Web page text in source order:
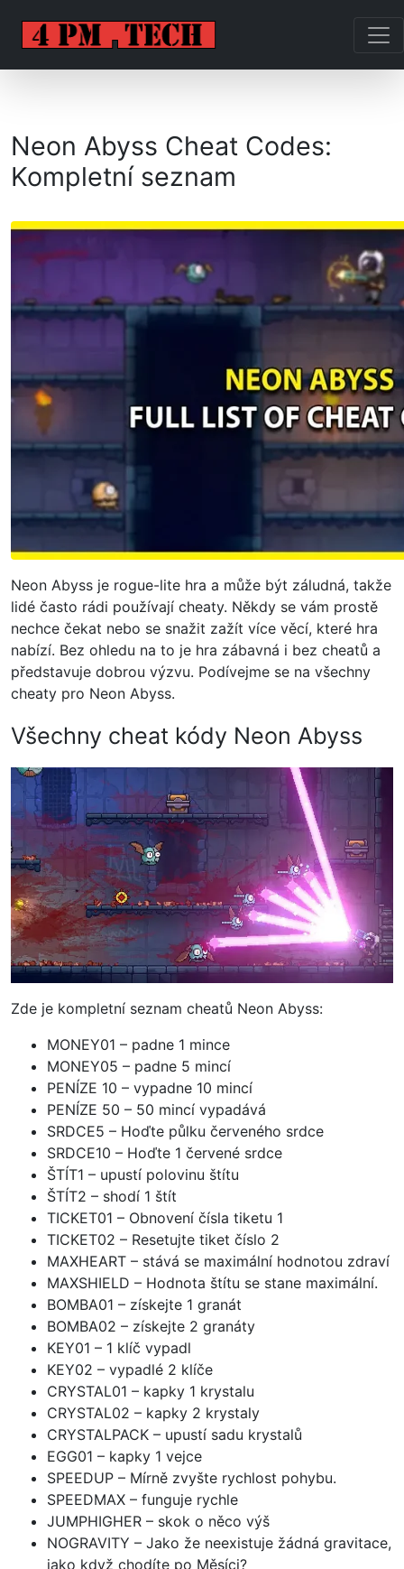
Neon Abyss Cheat Codes:
Kompletní seznam
Neon Abyss je rogue-lite hra a může být záludná, takže
lidé často rádi používají cheaty. Někdy se vám prostě
nechce čekat nebo se snažit zažít více věcí, které hra
nabízí. Bez ohledu na to je hra zábavná i bez cheatů a
představuje dobrou výzvu. Podívejme se na všechny
cheaty pro Neon Abyss.
Všechny cheat kódy Neon Abyss
Zde je kompletní seznam cheatů Neon Abyss:
MONEY01 – padne 1 mince
MONEY05 – padne 5 mincí
PENÍZE 10 – vypadne 10 mincí
PENÍZE 50 – 50 mincí vypadává
SRDCE5 – Hoďte půlku červeného srdce
SRDCE10 – Hoďte 1 červené srdce
ŠTÍT1 – upustí polovinu štítu
ŠTÍT2 – shodí 1 štít
TICKET01 – Obnovení čísla tiketu 1
TICKET02 – Resetujte tiket číslo 2
MAXHEART – stává se maximální hodnotou zdraví
MAXSHIELD – Hodnota štítu se stane maximální.
BOMBA01 – získejte 1 granát
BOMBA02 – získejte 2 granáty
KEY01 – 1 klíč vypadl
KEY02 – vypadlé 2 klíče
CRYSTAL01 – kapky 1 krystalu
CRYSTAL02 – kapky 2 krystaly
CRYSTALPACK – upustí sadu krystalů
EGG01 – kapky 1 vejce
SPEEDUP – Mírně zvyšte rychlost pohybu.
SPEEDMAX – funguje rychle
JUMPHIGHER – skok o něco výš
NOGRAVITY – Jako že neexistuje žádná gravitace,
jako když chodíte po Měsíci?